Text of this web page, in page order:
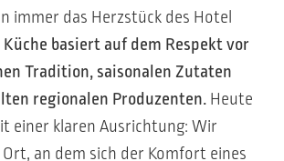
immer das Herzstück des Hotel
Küche basiert auf dem Respekt vor
Tradition, saisonalen Zutaten
regionalen Produzenten. Heute
einer klaren Ausrichtung: Wir
an dem sich der Komfort eines